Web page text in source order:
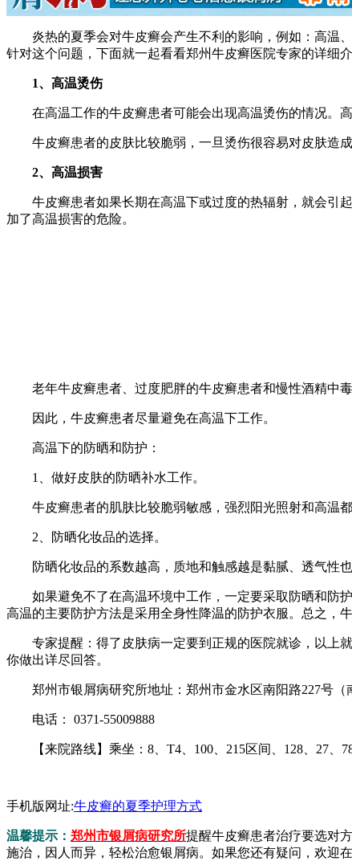
炎热的夏季会对牛皮癣会产生不利的影响，例如：高温、
针对这个问题，下面就一起看看郑州牛皮癣医院专家的详细
1、高温烫伤
在高温工作的牛皮癣患者可能会出现高温烫伤的情况。高
牛皮癣患者的皮肤比较脆弱，一旦烫伤很容易对皮肤造成
2、高温损害
牛皮癣患者如果长期在高温下或过度的热辐射，就会引起
加了高温损害的危险。
老年牛皮癣患者、过度肥胖的牛皮癣患者和慢性酒精中毒
因此，牛皮癣患者尽量避免在高温下工作。
高温下的防晒和防护：
1、做好皮肤的防晒补水工作。
牛皮癣患者的肌肤比较脆弱敏感，强烈阳光照射和高温都
2、防晒化妆品的选择。
防晒化妆品的系数越高，质地和触感越是黏腻、透气性也
如果避免不了在高温环境中工作，一定要采取防晒和防护
高温的主要防护方法是采用全身性降温的防护衣服。总之，
专家提醒：得了皮肤病一定要到正规的医院就诊，以上就
你做出详尽回答。
郑州市银屑病研究所地址：郑州市金水区南阳路227号（
电话： 0371-55009888
【来院路线】乘坐：8、T4、100、215区间、128、27、78
手机版网址:牛皮癣的夏季护理方式
温馨提示： 郑州市银屑病研究所提醒牛皮癣患者治疗要选对
施治，因人而异，轻松治愈银屑病。如果您还有疑问，欢迎